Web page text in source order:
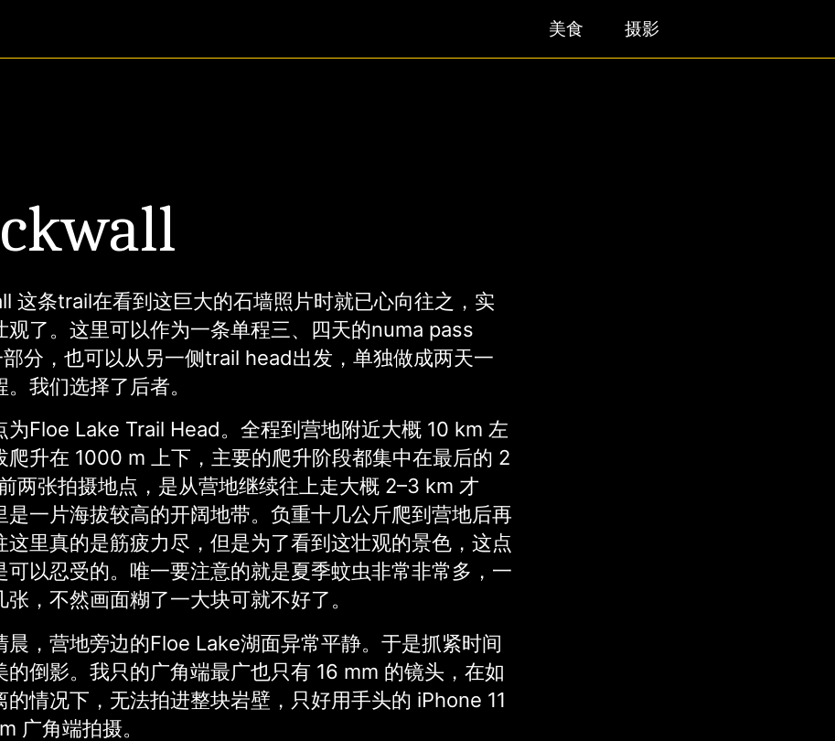
美食 摄影
这条trail在看到这巨大的石墙照片时就已心向往之，实
观了。这里可以作为一条单程三、四天的numa pass
分，也可以从另一侧trail head出发，单独做成两天一
。我们选择了后者。
为Floe Lake Trail Head。全程到营地附近大概 10 km 左
爬升在 1000 m 上下，主要的爬升阶段都集中在最后的 2
两张拍摄地点，是从营地继续往上走大概 2–3 km 才
是一片海拔较高的开阔地带。负重十几公斤爬到营地后再
这里真的是筋疲力尽，但是为了看到这壮观的景色，这点
可以忍受的。唯一要注意的就是夏季蚊虫非常非常多，一
张，不然画面糊了一大块可就不好了。
晨，营地旁边的Floe Lake湖面异常平静。于是抓紧时间
的倒影。我只的广角端最广也只有 16 mm 的镜头，在如
的情况下，无法拍进整块岩壁，只好用手头的 iPhone 11
广角端拍摄。